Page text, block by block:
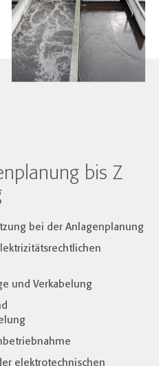
bis Z
bei der Anlagenplanung
und Verkabelung
elektrotechnischen